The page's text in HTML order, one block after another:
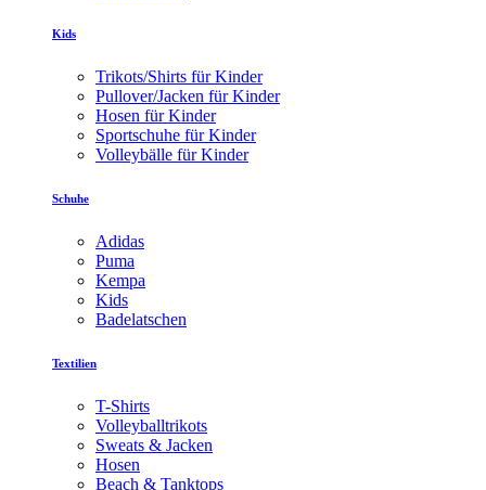
Kids
Trikots/Shirts für Kinder
Pullover/Jacken für Kinder
Hosen für Kinder
Sportschuhe für Kinder
Volleybälle für Kinder
Schuhe
Adidas
Puma
Kempa
Kids
Badelatschen
Textilien
T-Shirts
Volleyballtrikots
Sweats & Jacken
Hosen
Beach & Tanktops